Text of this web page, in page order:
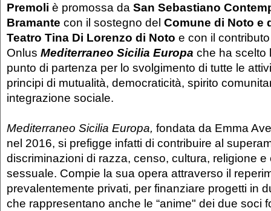
Premoli è promossa da San Sebastiano
Bramante con il sostegno del Comune di Noto e
Teatro Tina Di Lorenzo di Noto e con il
Onlus Mediterraneo Sicilia Europa che ha scelto
punto di partenza per lo svolgimento di tutte le
principi di mutualità, democraticità, spirito
integrazione sociale.
Mediterraneo Sicilia Europa, fondata da Emma
nel 2016, si prefigge infatti di contribuire al
discriminazioni di razza, censo, cultura, religione e
sessuale. Compie la sua opera attraverso il
prevalentemente privati, per finanziare progetti in
che rappresentano anche le “anime" dei due soci